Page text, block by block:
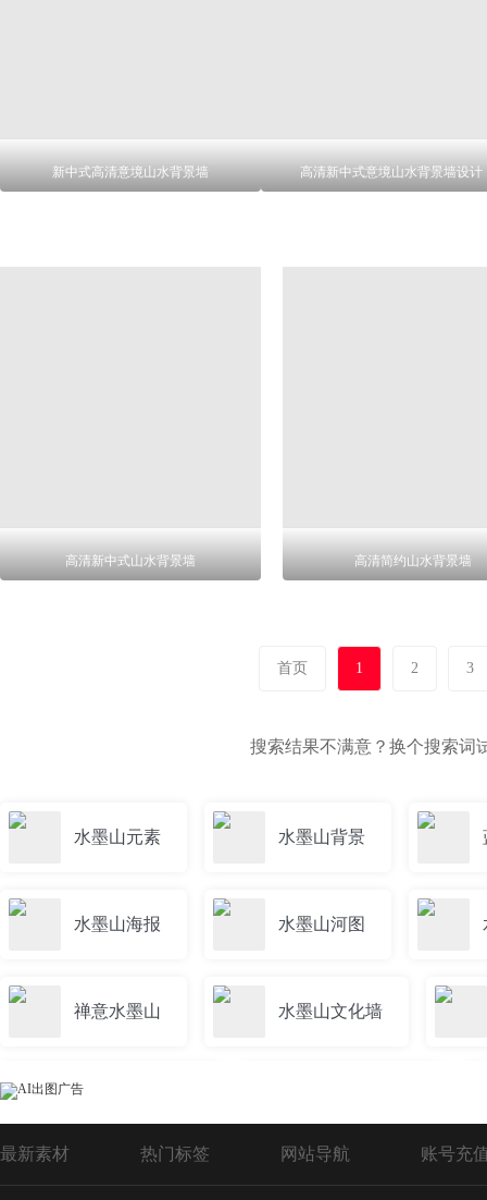
新中式高清意境山水背景墙 高清新中式意境山水背景墙设计
高清新中式山水背景墙 高清简约山水背景墙
首页 1 2 3
搜索结果不满意？换个搜索词
水墨山元素 水墨山背景
水墨山海报 水墨山河图
禅意水墨山 水墨山文化墙
水墨山大气背景
水墨山画背景 水墨山笔刷
最新素材 热门标签 网站导航 账号充